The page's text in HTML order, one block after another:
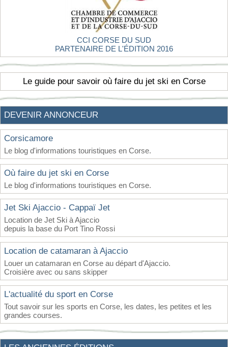
CCI CORSE DU SUD
PARTENAIRE DE L'ÉDITION 2016
Le guide pour savoir où faire du jet ski en Corse
DEVENIR ANNONCEUR
Corsicamore
Le blog d'informations touristiques en Corse.
Où faire du jet ski en Corse
Le blog d'informations touristiques en Corse.
Jet Ski Ajaccio - Cappaï Jet
Location de Jet Ski à Ajaccio
depuis la base du Port Tino Rossi
Location de catamaran à Ajaccio
Louer un catamaran en Corse au départ d'Ajaccio.
Croisière avec ou sans skipper
L'actualité du sport en Corse
Tout savoir sur les sports en Corse, les dates, les petites et les
grandes courses.